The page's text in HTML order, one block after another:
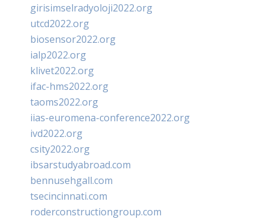
girisimselradyoloji2022.org
utcd2022.org
biosensor2022.org
ialp2022.org
klivet2022.org
ifac-hms2022.org
taoms2022.org
iias-euromena-conference2022.org
ivd2022.org
csity2022.org
ibsarstudyabroad.com
bennusehgall.com
tsecincinnati.com
roderconstructiongroup.com